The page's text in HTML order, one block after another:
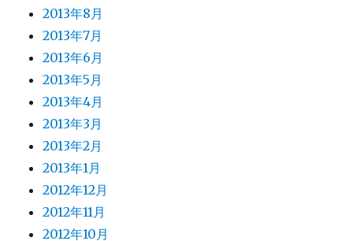
2013年8月
2013年7月
2013年6月
2013年5月
2013年4月
2013年3月
2013年2月
2013年1月
2012年12月
2012年11月
2012年10月